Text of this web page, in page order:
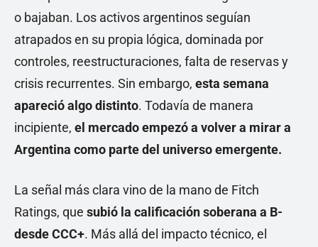
o bajaban. Los activos argentinos seguían
atrapados en su propia lógica, dominada por
controles, reestructuraciones, falta de reservas y
crisis recurrentes. Sin embargo, esta semana
apareció algo distinto. Todavía de manera
incipiente, el mercado empezó a volver a mirar a
Argentina como parte del universo emergente.
La señal más clara vino de la mano de Fitch
Ratings, que subió la calificación soberana a B-
desde CCC+. Más allá del impacto técnico, el